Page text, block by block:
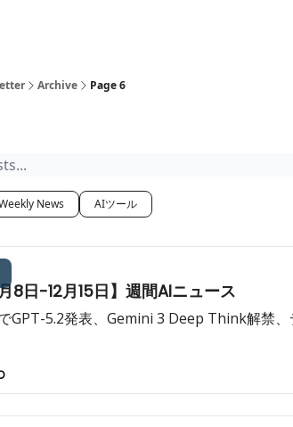
Archive Page 6
News AIツール
8日-12月15日】週間AIニュース
GPT-5.2発表、Gemini 3 Deep Think解禁